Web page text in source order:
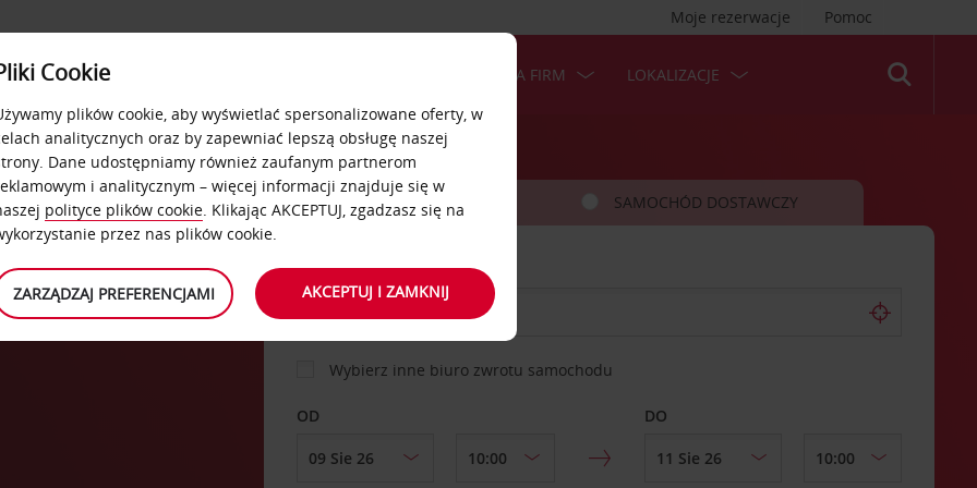
Pomoc
Moje rezerwacje
USŁUGI
OFERTA DLA FIRM LOKALIZACJE
SAMOCHÓD SAMOCHÓD DOSTAWCZY
MIEJSCE ODBIORU
Wybierz inne biuro zwrotu samochodu
OD DO
Cookie
plików cookie, aby wyświetlać spersonalizowane oferty, w
analitycznych oraz by zapewniać lepszą obsługę naszej
Dane udostępniamy również zaufanym partnerom
i analitycznym – więcej informacji znajduje się w
polityce plików cookie. Klikając AKCEPTUJ, zgadzasz się na
przez nas plików cookie.
ZARZĄDZAJ PREFERENCJAMI AKCEPTUJ I ZAMKNIJ